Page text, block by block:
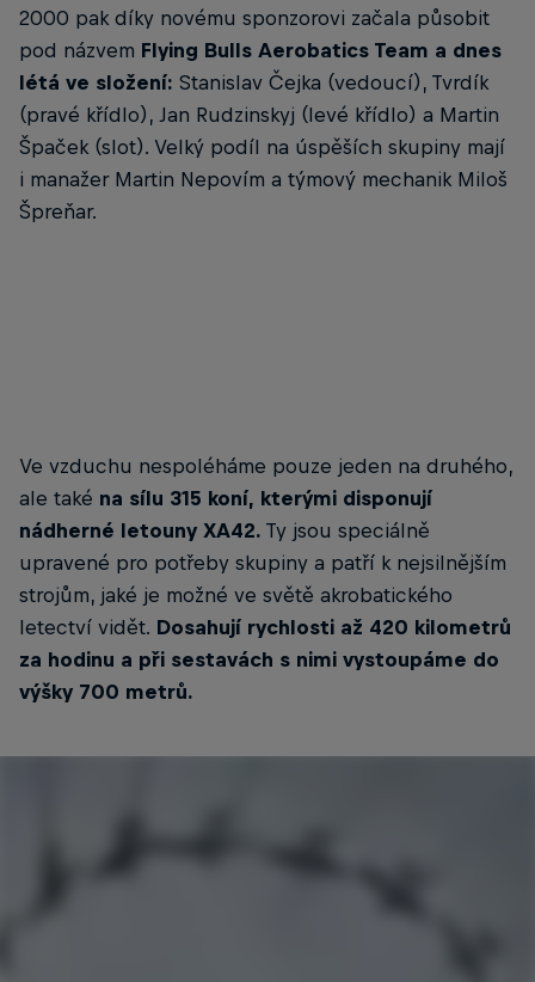
2000 pak díky novému sponzorovi začala působit
pod názvem Flying Bulls Aerobatics Team a dnes
létá ve složení: Stanislav Čejka (vedoucí), Tvrdík
(pravé křídlo), Jan Rudzinskyj (levé křídlo) a Martin
Špaček (slot). Velký podíl na úspěších skupiny mají
i manažer Martin Nepovím a týmový mechanik Miloš
Špreňar.
Ve vzduchu nespoléháme pouze jeden na druhého,
ale také na sílu 315 koní, kterými disponují
nádherné letouny XA42. Ty jsou speciálně
upravené pro potřeby skupiny a patří k nejsilnějším
strojům, jaké je možné ve světě akrobatického
letectví vidět. Dosahují rychlosti až 420 kilometrů
za hodinu a při sestavách s nimi vystoupáme do
výšky 700 metrů.